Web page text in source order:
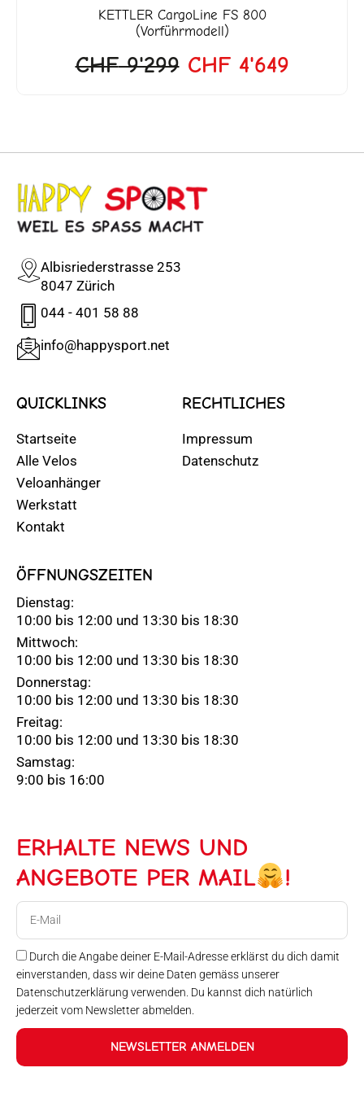
KETTLERCargoLine FS 800
(Vorführmodell)
CHF9'299 CHF4'649
Albisriederstrasse 253
8047 Zürich
044 - 401 58 88
info@happysport.net
QUICKLINKS
Startseite
Alle Velos
Veloanhänger
Werkstatt
Kontakt
RECHTLICHES
Impressum
Datenschutz
ÖFFNUNGSZEITEN
Dienstag:
10:00 bis 12:00 und 13:30 bis 18:30
Mittwoch:
10:00 bis 12:00 und 13:30 bis 18:30
Donnerstag:
10:00 bis 12:00 und 13:30 bis 18:30
Freitag:
10:00 bis 12:00 und 13:30 bis 18:30
Samstag:
9:00 bis 16:00
ERHALTE NEWS UND
ANGEBOTE PER MAIL
!
Durch die Angabe deiner E-Mail-Adresse erklärst du dich damit
einverstanden, dass wir deine Daten gemäss unserer
Datenschutzerklärung verwenden. Du kannst dich natürlich
jederzeit vom Newsletter abmelden.
NEWSLETTER ANMELDEN